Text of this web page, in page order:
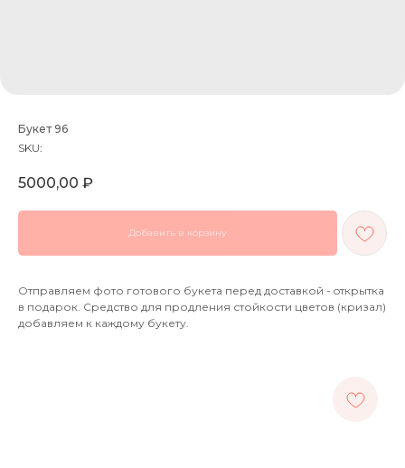
Букет 96
SKU:
5000,00 ₽
Добавить в корзину
Отправляем фото готового букета перед доставкой - oткрытка
в подарок. Средство для продления стойкости цветов (кризал)
добавляем к каждому букету.